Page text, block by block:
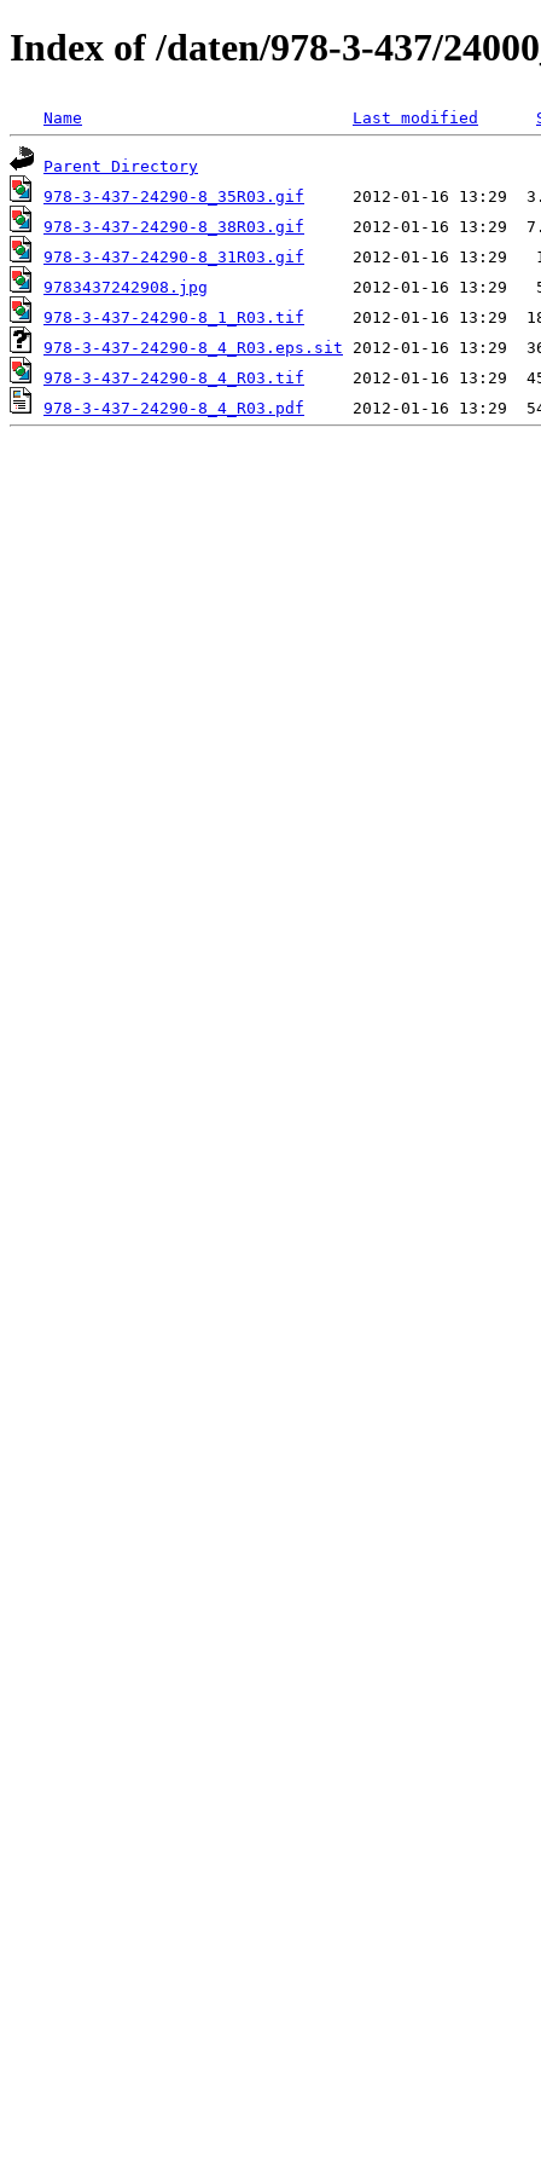
Index of /daten/978-3-437/
Name Last modified
Parent Directory
978-3-437-24290-8_35R03.gif
978-3-437-24290-8_38R03.gif
978-3-437-24290-8_31R03.gif
9783437242908.jpg
978-3-437-24290-8_1_R03.tif
978-3-437-24290-8_4_R03.eps.sit
978-3-437-24290-8_4_R03.tif
978-3-437-24290-8_4_R03.pdf